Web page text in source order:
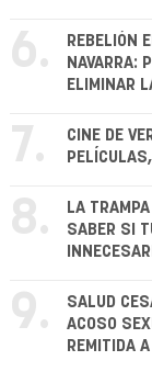
6.
REBELIÓN
NAVARRA:
ELIMINAR
7.
CINE DE
8.
LA
SABER SI
9.
SALUD
ACOSO
REMITIDA